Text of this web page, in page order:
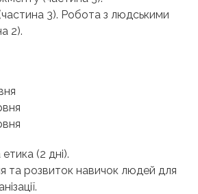
3). Робота з людськими
2).
(2 дні).
та розвиток навичок людей для